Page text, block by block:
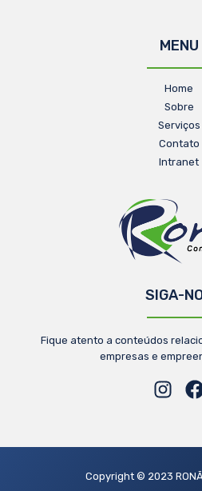
MENU
Home
Sobre
Serviços
Contato
Intranet
SIGA-
Fique atento a conteúdos
empresas e
Copyright © 2023 RONÃ